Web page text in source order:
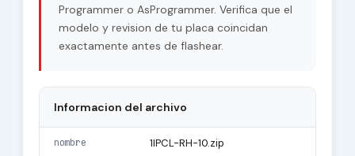
Programmer o AsProgrammer. Verifica que el
modelo y revision de tu placa coincidan
exactamente antes de flashear.
Informacion del archivo
nombre 1IPCL-RH-10.zip